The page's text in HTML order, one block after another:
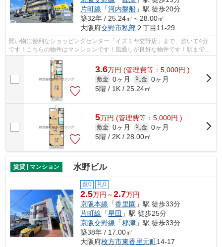
片町線 「河内磐船 」駅 徒歩20分
築32年 / 25.24㎡～28.00㎡
大阪府交野市私部２丁目11-29
買い物に便利なショッピングセンター「イズミヤ交野店」まで、歩いて4分
です！こちらの物件はマンションです！風通しが良好な物件です！駅まで徒
歩1分の位置に立地する、アクセス良好...
3.6万円 (管理費等：5,000円 )
敷金 0ヶ月 礼金 0ヶ月
5階 / 1K / 25.24㎡
5万円 (管理費等：5,000円 )
敷金 0ヶ月 礼金 0ヶ月
5階 / 2K / 28.00㎡
賃貸 | マンション 水野ビル
敷0 礼0
2.5万円～2.7万円
京阪本線 「香里園 」駅 徒歩33分
片町線 「星田 」駅 徒歩25分
京阪交野線 「郡津 」駅 徒歩33分
築38年 / 17.00㎡
大阪府枚方市東香里元町14-17